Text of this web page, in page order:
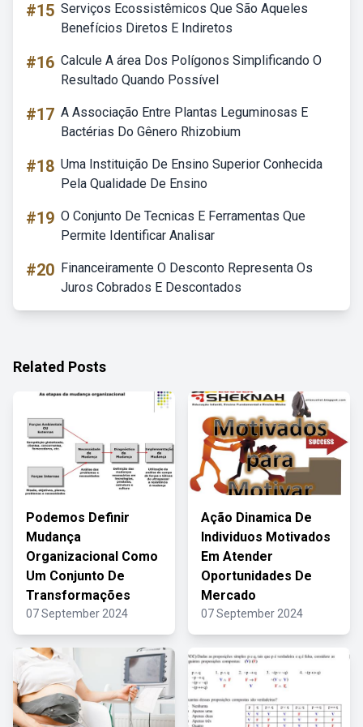
#15 Serviços Ecossistêmicos Que São Aqueles
Benefícios Diretos E Indiretos
#16 Calcule A área Dos Polígonos Simplificando O
Resultado Quando Possível
#17 A Associação Entre Plantas Leguminosas E
Bactérias Do Gênero Rhizobium
#18 Uma Instituição De Ensino Superior Conhecida
Pela Qualidade De Ensino
#19 O Conjunto De Tecnicas E Ferramentas Que
Permite Identificar Analisar
#20 Financeiramente O Desconto Representa Os
Juros Cobrados E Descontados
Related Posts
Podemos Definir
Mudança
Organizacional Como
Um Conjunto De
Transformações
07 September 2024
Ação Dinamica De
Individuos Motivados
Em Atender
Oportunidades De
Mercado
07 September 2024